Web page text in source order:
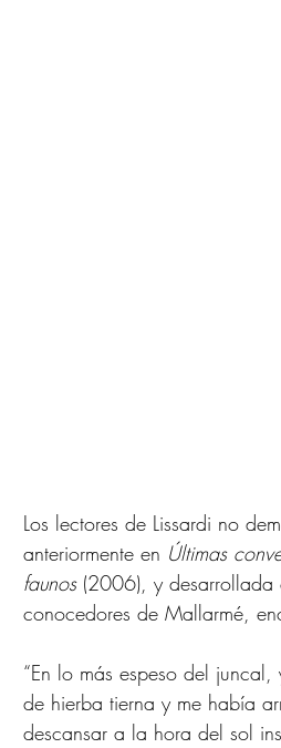
Los lectores de Lissardi no
anteriormente en Últimas
faunos (2006), y desarrollada
conocedores de Mallarmé,
“En lo más espeso del
de hierba tierna y me había
descansar a la hora del sol